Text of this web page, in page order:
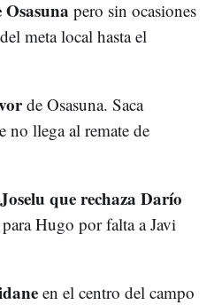
pero sin ocasiones
meta local hasta el
de Osasuna. Saca
no llega al remate de
que rechaza Darío
Hugo por falta a Javi
en el centro del campo